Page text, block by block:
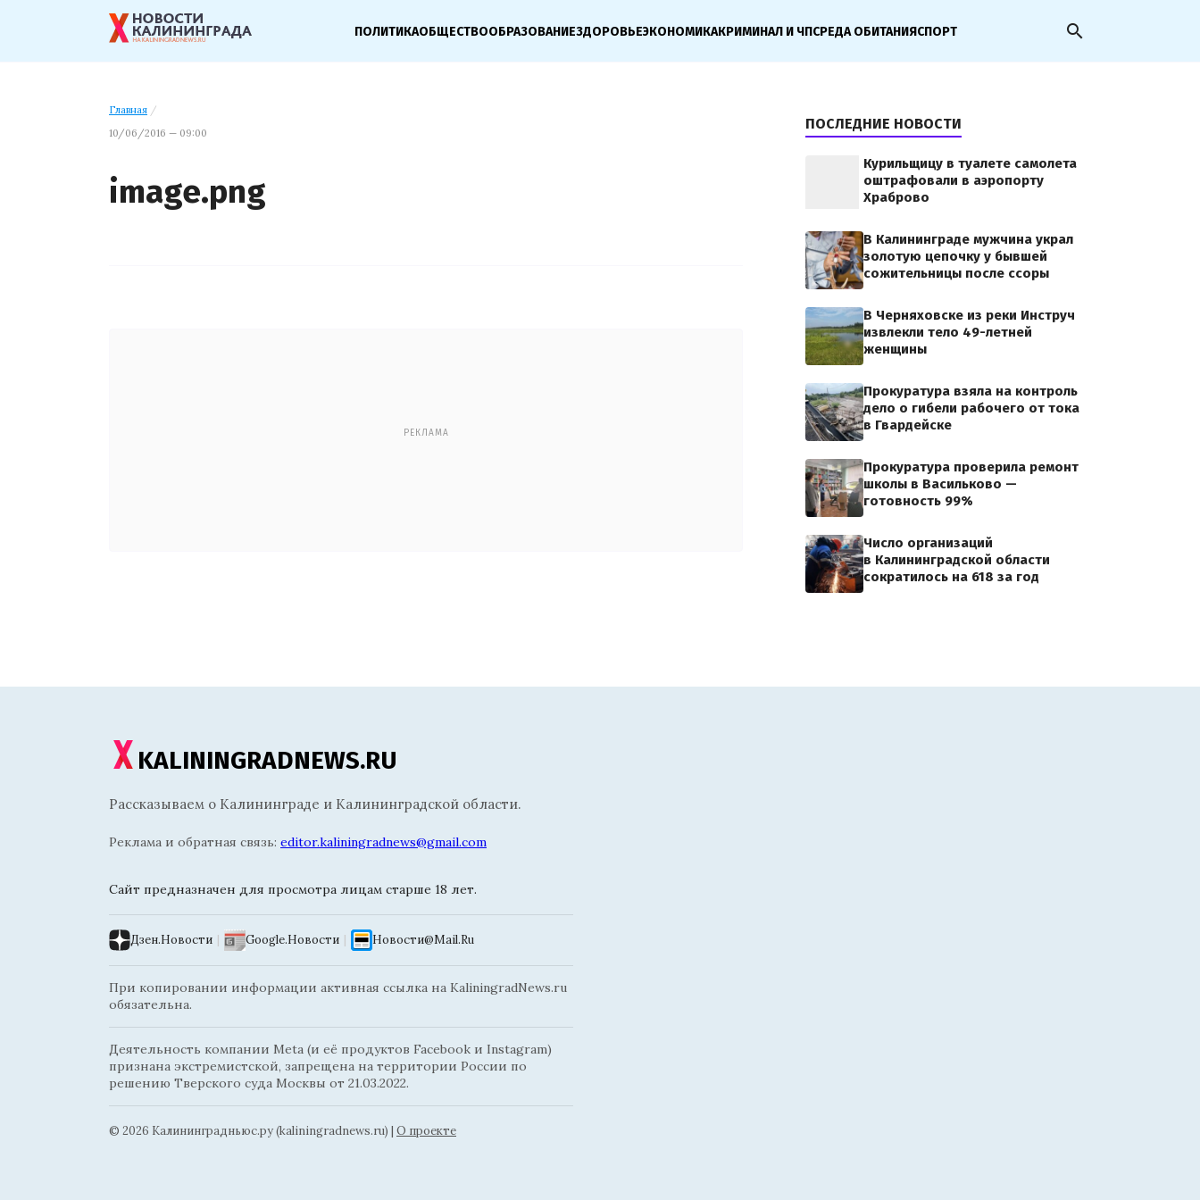
ПОЛИТИКАОБЩЕСТВООБРАЗОВАНИЕЗДОРОВЬЕЭКОНОМИКАКРИМИНАЛ И ЧПСРЕДА ОБИТАНИЯСПОРТ search
Главная /
10/06/2016 — 09:00
image.png
РЕКЛАМА
ПОСЛЕДНИЕ НОВОСТИ
Курильщицу в туалете самолета
оштрафовали в аэропорту
Храброво
В Калининграде мужчина украл
золотую цепочку у бывшей
сожительницы после ссоры
В Черняховске из реки Инструч
извлекли тело 49-летней
женщины
Прокуратура взяла на контроль
дело о гибели рабочего от тока
в Гвардейске
Прокуратура проверила ремонт
школы в Васильково —
готовность 99%
Число организаций
в Калининградской области
сократилось на 618 за год
KALININGRADNEWS.RU
Рассказываем о Калининграде и Калининградской области.
Реклама и обратная связь: editor.kaliningradnews@gmail.com
Сайт предназначен для просмотра лицам старше 18 лет.
Дзен.Новости | Google.Новости | Новости@Mail.Ru
При копировании информации активная ссылка на KaliningradNews.ru
обязательна.
Деятельность компании Meta (и её продуктов Facebook и Instagram)
признана экстремистской, запрещена на территории России по
решению Тверского суда Москвы от 21.03.2022.
© 2026 Калининградньюc.ру (kaliningradnews.ru) | О проекте